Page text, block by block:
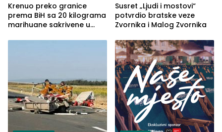
Krenuo preko granice
prema BiH sa 20 kilograma
marihuane sakrivene u
Susret „Ljudi i mostovi“
potvrdio bratske veze
Zvornika i Malog Zvornika